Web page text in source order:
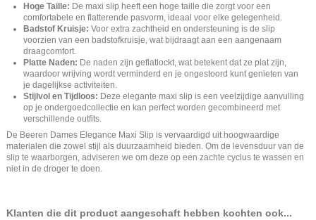
Hoge Taille: De maxi slip heeft een hoge taille die zorgt voor een
comfortabele en flatterende pasvorm, ideaal voor elke gelegenheid.
Badstof Kruisje: Voor extra zachtheid en ondersteuning is de slip
voorzien van een badstofkruisje, wat bijdraagt aan een aangenaam
draagcomfort.
Platte Naden: De naden zijn geflatlockt, wat betekent dat ze plat zijn,
waardoor wrijving wordt verminderd en je ongestoord kunt genieten van
je dagelijkse activiteiten.
Stijlvol en Tijdloos: Deze elegante maxi slip is een veelzijdige aanvulling
op je ondergoedcollectie en kan perfect worden gecombineerd met
verschillende outfits.
De Beeren Dames Elegance Maxi Slip is vervaardigd uit hoogwaardige
materialen die zowel stijl als duurzaamheid bieden. Om de levensduur van de
slip te waarborgen, adviseren we om deze op een zachte cyclus te wassen en
niet in de droger te doen.
Klanten die dit product aangeschaft hebben kochten ook...